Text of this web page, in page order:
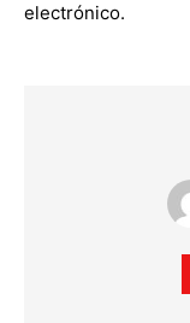
electrónico.